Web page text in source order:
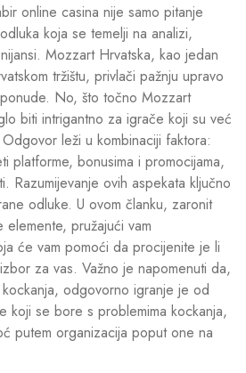
online casina nije samo pitanje
koja se temelji na analizi,
Mozzart Hrvatska, kao jedan
tržištu, privlači pažnju upravo
No, što točno Mozzart
biti intrigantno za igrače koji su već
leži u kombinaciji faktora:
platforme, bonusima i promocijama,
Razumijevanje ovih aspekata ključno
odluke. U ovom članku, zaronit
pružajući vam
će vam pomoći da procijenite je li
za vas. Važno je napomenuti da,
odgovorno igranje je od
koji se bore s problemima kockanja,
putem organizacija poput one na